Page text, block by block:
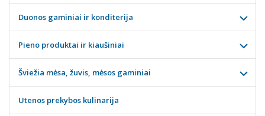
Duonos gaminiai ir konditerija
Pieno produktai ir kiaušiniai
Šviežia mėsa, žuvis, mėsos gaminiai
Utenos prekybos kulinarija